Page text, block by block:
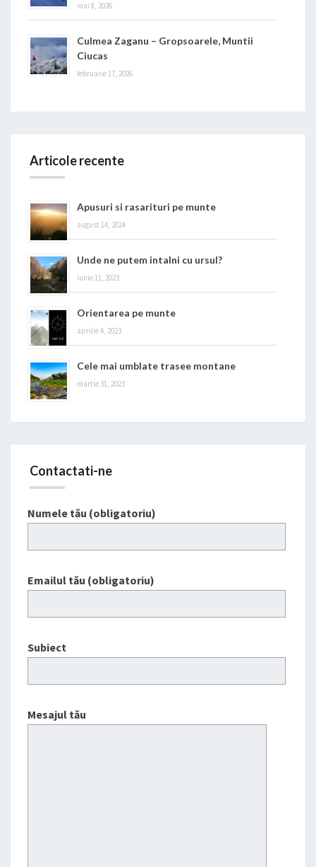
mai 8, 2026
Culmea Zaganu – Gropsoarele, Muntii
Ciucas
februarie 17, 2026
Articole recente
Apusuri si rasarituri pe munte
august 14, 2024
Unde ne putem intalni cu ursul?
iunie 11, 2023
Orientarea pe munte
aprilie 4, 2023
Cele mai umblate trasee montane
martie 31, 2023
Contactati-ne
Numele tău (obligatoriu)
Emailul tău (obligatoriu)
Subiect
Mesajul tău